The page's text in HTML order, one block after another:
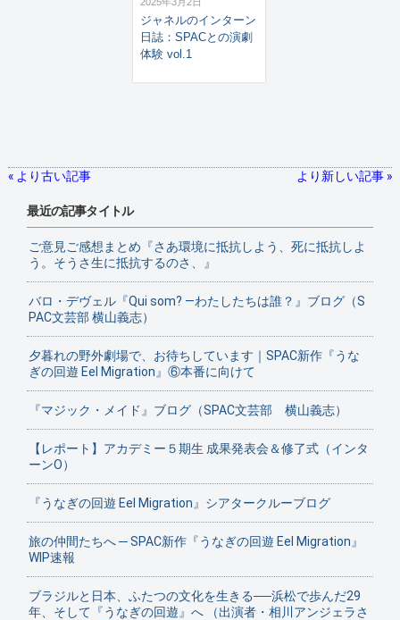
ジャネルのインターン
日誌：SPACとの演劇
体験 vol.1
« より古い記事 より新しい記事 »
最近の記事タイトル
ご意見ご感想まとめ『さあ環境に抵抗しよう、死に抵抗しよ
う。そうさ生に抵抗するのさ、』
バロ・デヴェル『Qui som? ―わたしたちは誰？』ブログ（S
PAC文芸部 横山義志）
夕暮れの野外劇場で、お待ちしています｜SPAC新作『うな
ぎの回遊 Eel Migration』⑥本番に向けて
『マジック・メイド』ブログ（SPAC文芸部 横山義志）
【レポート】アカデミー５期生 成果発表会＆修了式（インタ
ーンO）
『うなぎの回遊 Eel Migration』シアタークルーブログ
旅の仲間たちへ ─ SPAC新作『うなぎの回遊 Eel Migration』
WIP速報
ブラジルと日本、ふたつの文化を生きる──浜松で歩んだ29
年、そして『うなぎの回遊』へ （出演者・相川アンジェラさ